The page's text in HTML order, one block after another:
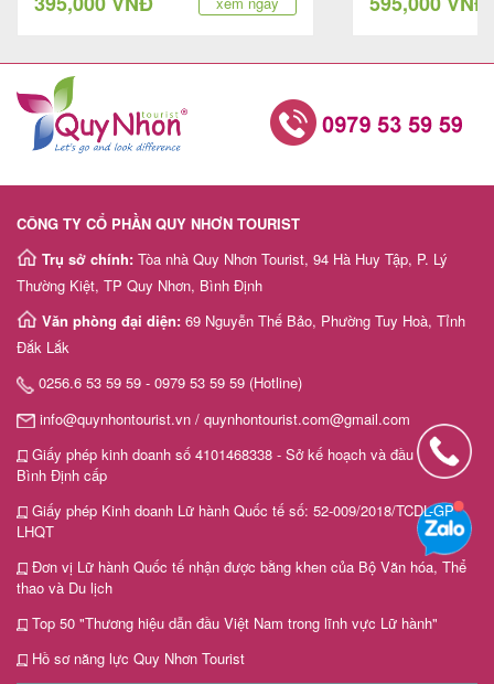
CÔNG TY CỔ PHẦN QUY NHƠN TOURIST
Trụ sở chính: Tòa nhà Quy Nhơn Tourist, 94 Hà Huy Tập, P. Lý
Thường Kiệt, TP Quy Nhơn, Bình Định
Văn phòng đại diện: 69 Nguyễn Thế Bảo, Phường Tuy Hoà, Tỉnh
Đắk Lắk
0256.6 53 59 59 - 0979 53 59 59 (Hotline)
info@quynhontourist.vn / quynhontourist.com@gmail.com
Giấy phép kinh doanh số 4101468338 - Sở kế hoạch và đầu tư tỉnh
Bình Định cấp
Giấy phép Kinh doanh Lữ hành Quốc tế số: 52-009/2018/TCDL-GP
LHQT
Đơn vị Lữ hành Quốc tế nhận được bằng khen của Bộ Văn hóa, Thể
thao và Du lịch
Top 50 "Thương hiệu dẫn đầu Việt Nam trong lĩnh vực Lữ hành"
Hồ sơ năng lực Quy Nhơn Tourist